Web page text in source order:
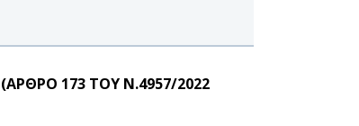
173 ΤΟΥ Ν.4957/2022